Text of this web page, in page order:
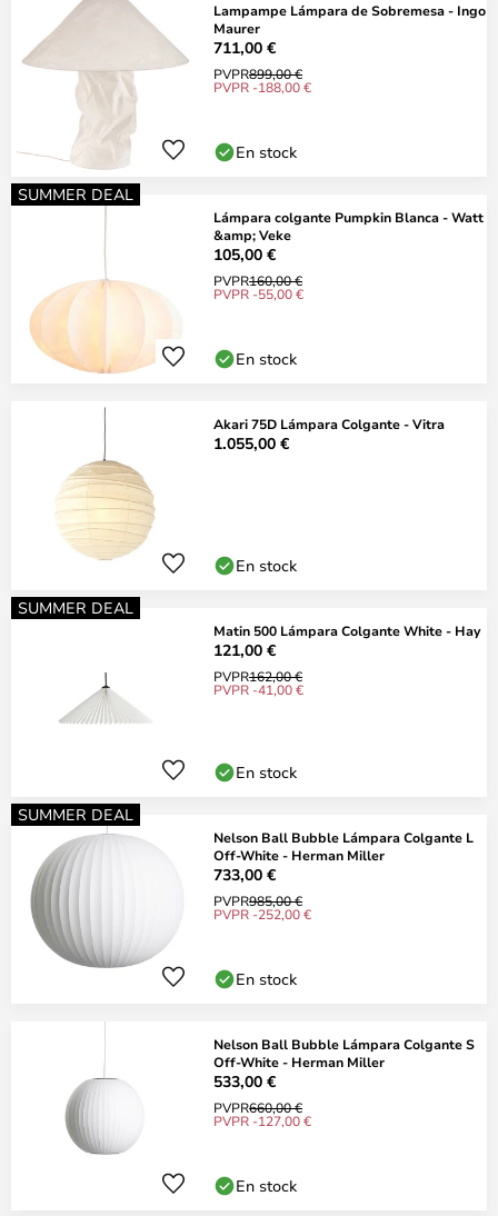
Lampampe Lámpara de Sobremesa - Ingo
Maurer
711,00 €
PVPR899,00 €
PVPR -188,00 €
En stock
SUMMER DEAL
Lámpara colgante Pumpkin Blanca - Watt
&amp; Veke
105,00 €
PVPR160,00 €
PVPR -55,00 €
En stock
Akari 75D Lámpara Colgante - Vitra
1.055,00 €
En stock
SUMMER DEAL
Matin 500 Lámpara Colgante White - Hay
121,00 €
PVPR162,00 €
PVPR -41,00 €
En stock
SUMMER DEAL
Nelson Ball Bubble Lámpara Colgante L
Off-White - Herman Miller
733,00 €
PVPR985,00 €
PVPR -252,00 €
En stock
Nelson Ball Bubble Lámpara Colgante S
Off-White - Herman Miller
533,00 €
PVPR660,00 €
PVPR -127,00 €
En stock